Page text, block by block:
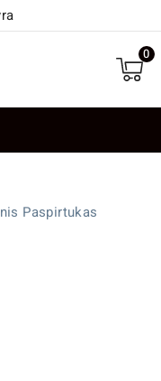
0
Paspirtukas